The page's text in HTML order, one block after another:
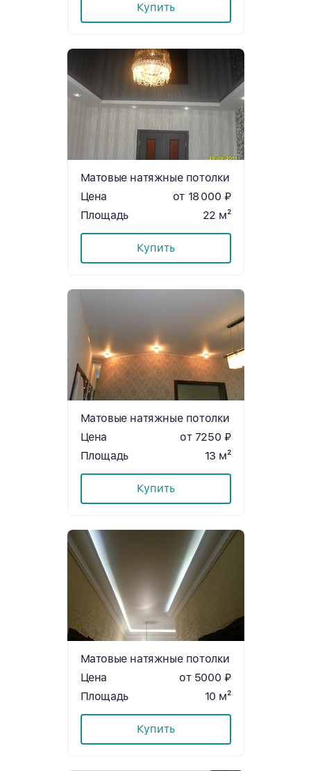
Купить
Матовые натяжные потолки
Цена
от 18 000 ₽
Площадь
22 м²
Купить
Матовые натяжные потолки
Цена
от 7250 ₽
Площадь
13 м²
Купить
Матовые натяжные потолки
Цена
от 5000 ₽
Площадь
10 м²
Купить